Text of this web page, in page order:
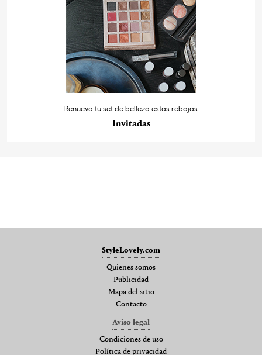
Renueva tu set de belleza estas rebajas
Invitadas
StyleLovely.com
Quienes somos
Publicidad
Mapa del sitio
Contacto
Aviso legal
Condiciones de uso
Política de privacidad